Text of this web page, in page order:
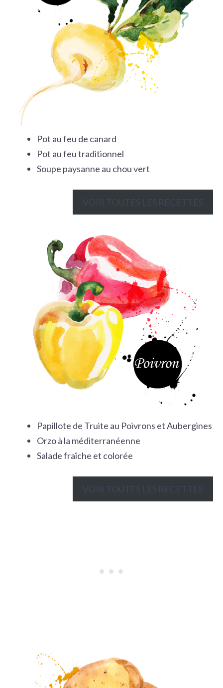
Pot au feu de canard
Pot au feu traditionnel
Soupe paysanne au chou vert
VOIR TOUTES LES RECETTES
Papillote de Truite au Poivrons et Aubergines
Orzo à la méditerranéenne
Salade fraîche et colorée
VOIR TOUTES LES RECETTES